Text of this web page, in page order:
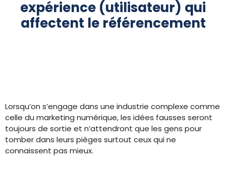
expérience (utilisateur) qui
affectent le référencement
Lorsqu’on s’engage dans une industrie complexe comme
celle du marketing numérique, les idées fausses seront
toujours de sortie et n’attendront que les gens pour
tomber dans leurs pièges surtout ceux qui ne
connaissent pas mieux.